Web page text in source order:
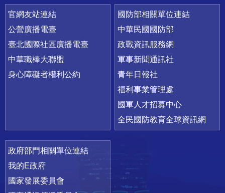
官網友站連結
公營廣播電臺
臺北國際社區廣播電臺
中華職棒大聯盟
身心障礙者權利公約
國防部相關單位連結
中華民國國防部
政戰資訊服務網
軍事新聞通訊社
青年日報社
福利事業管理處
國軍人才招募中心
全民國防教育全球資訊網
政府部門相關單位連結
我的E政府
國家發展委員會